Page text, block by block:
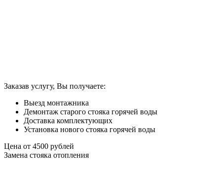
Заказав услугу, Вы получаете:
Выезд монтажника
Демонтаж старого стояка горячей воды
Доставка комплектующих
Установка нового стояка горячей воды
Цена от 4500 рублей
Замена стояка отопления